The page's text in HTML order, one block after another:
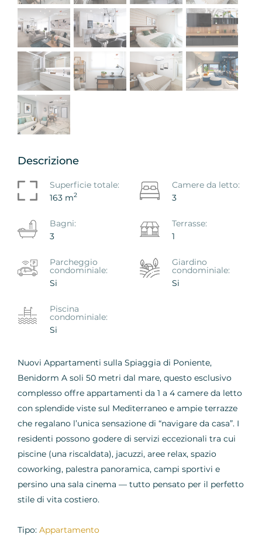
Descrizione
Superficie totale:
163 m2
Camere da letto:
3
Bagni:
3
Terrasse:
1
Parcheggio
condominiale:
Si
Giardino
condominiale:
Si
Piscina
condominiale:
Si
Nuovi Appartamenti sulla Spiaggia di Poniente,
Benidorm A soli 50 metri dal mare, questo esclusivo
complesso offre appartamenti da 1 a 4 camere da letto
con splendide viste sul Mediterraneo e ampie terrazze
che regalano l’unica sensazione di “navigare da casa”. I
residenti possono godere di servizi eccezionali tra cui
piscine (una riscaldata), jacuzzi, aree relax, spazio
coworking, palestra panoramica, campi sportivi e
persino una sala cinema — tutto pensato per il perfetto
stile di vita costiero.
Tipo: Appartamento